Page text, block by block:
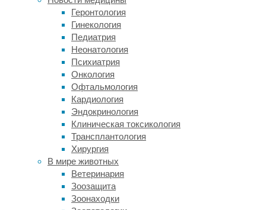
Геронтология
Гинекология
Педиатрия
Неонатология
Психиатрия
Онкология
Офтальмология
Кардиология
Эндокринология
Клиническая токсикология
Трансплантология
Хирургия
В мире животных
Ветеринария
Зоозащита
Зоонаходки
Национального
центра
комплементарного
и
интегративного
здравоохранения
(NCCIH).
—
Но
они
знают
больше
о
нейронах,
связанным
с
температурой